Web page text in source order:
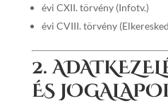
évi CXII. törvény (Infotv.)
évi CVIII. törvény
2.
ÉS